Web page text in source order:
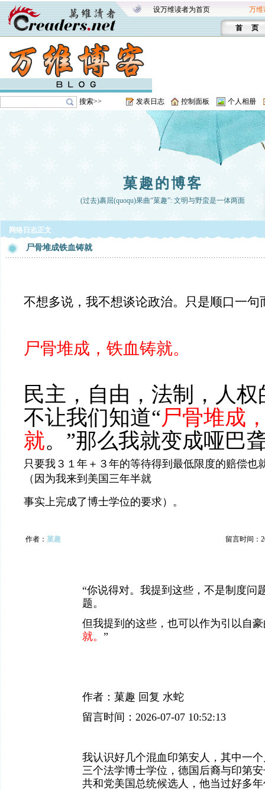
设万维读者为首页 万维
首 页
搜索>> 发表日志 控制面板 个人相册
菓趣的博客
(过去)裹屈(quoqu)果曲“菓趣”: 文明与野蛮是一体两面
网络日志正文
尸骨堆成铁血铸就
不想多说，我不想谈论政治。只是顺口一句
尸骨堆成，铁血铸就。
民主，自由，法制，人权
不让我们知道“尸骨堆成
就。”那么我就变成哑巴
只要我３１年＋３年的等待得到 最低限度的赔偿也
（因为我来到美国三年半就
事实上完成了博士学位的要求）。
作者： 菓趣 留言时间：
“你说得对。我提到这些，不是制度问
题。
但我提到的这些，也可以作为引以自
就。 ”
作者：菓趣 回复 水蛇
留言时间：2026-07-07 10:52:13
我认识好几个混血印第安人，其中一
三个法学博士学位，德国后裔与印第
共和党美国总统候选人，他当过好多